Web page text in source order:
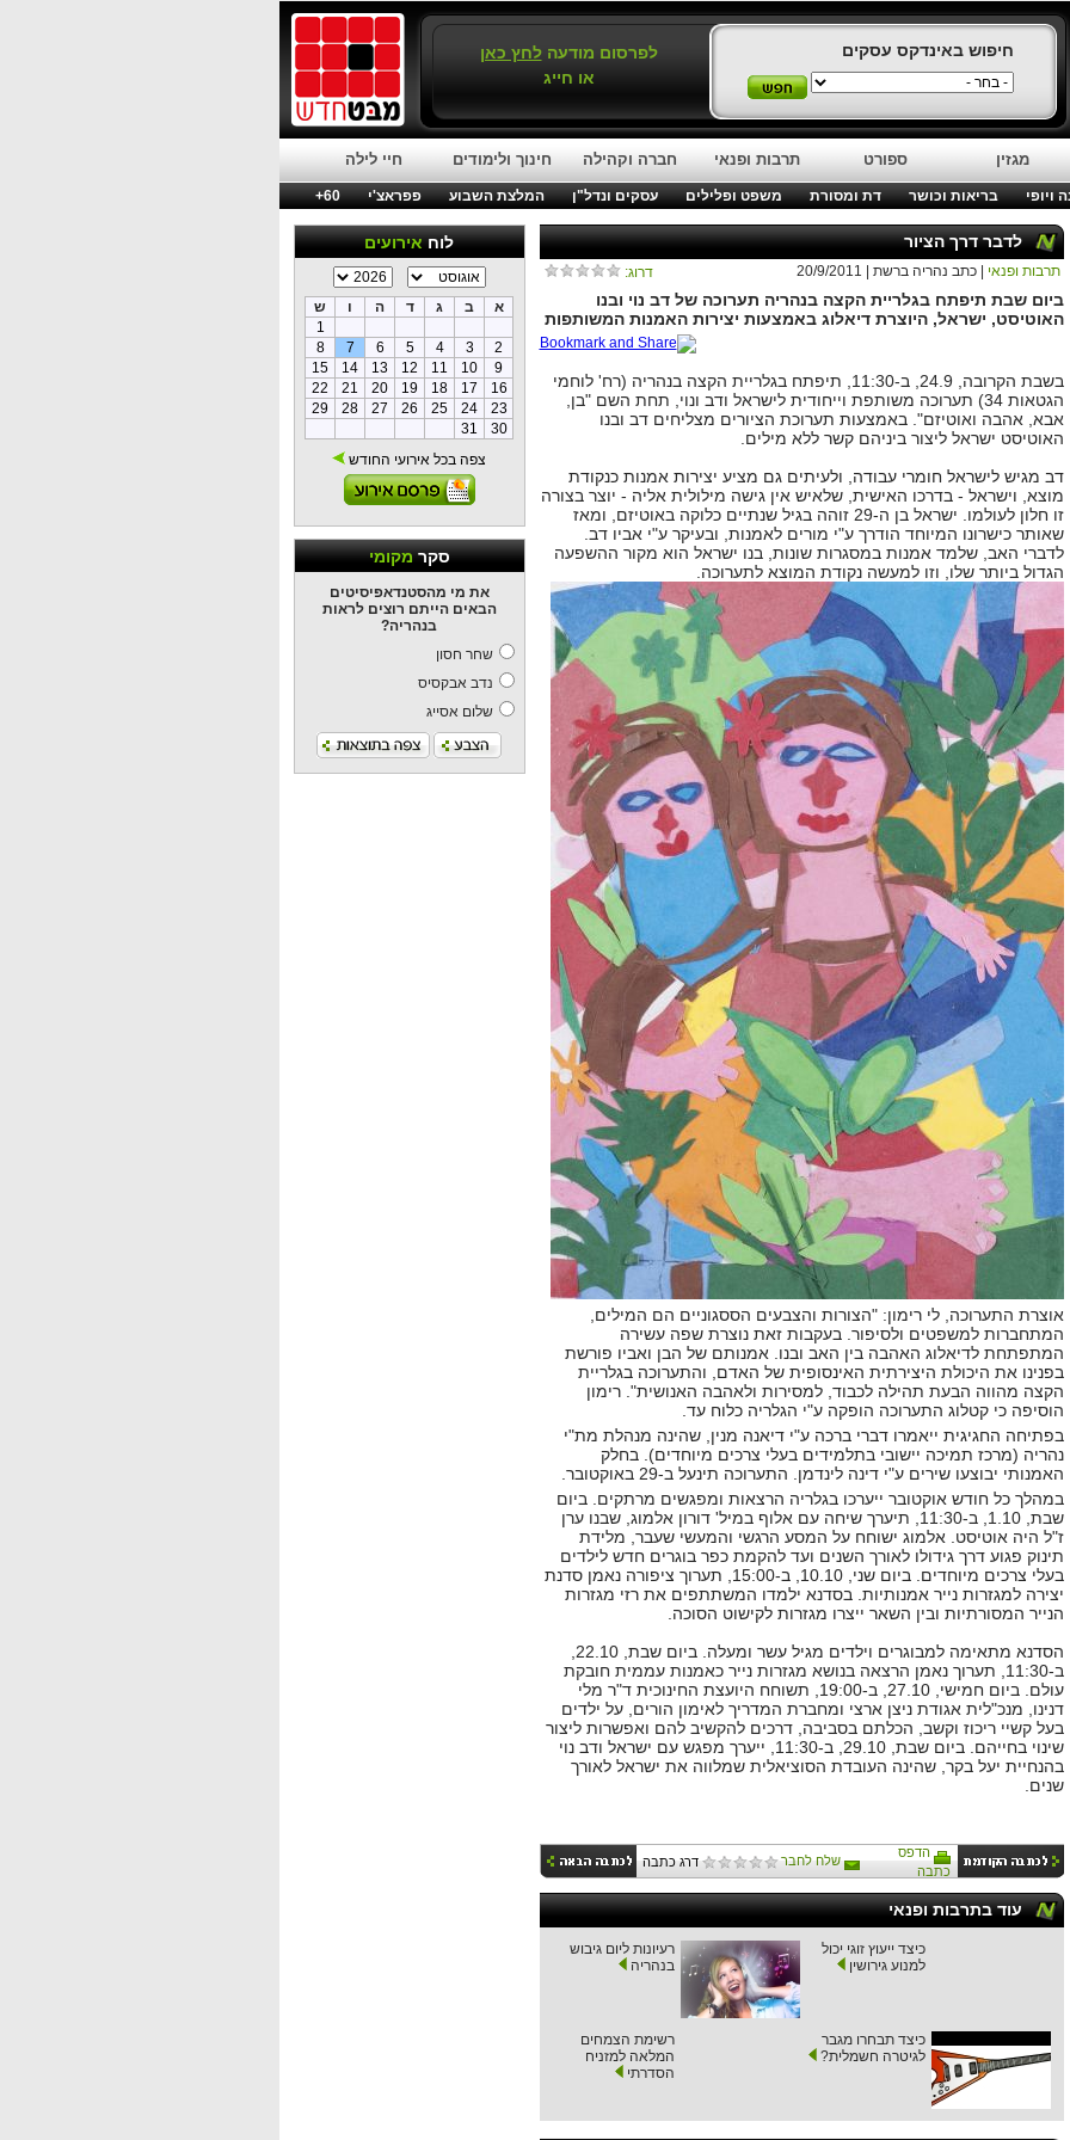
חיפוש באינדקס עסקים לפרסום מודעהלחץ כאן
או חייג
מגזין ספורט תרבות ופנאי חברה וקהילה חינוך ולימודים חיי לילה
ויופי בריאות וכושר דת ומסורת משפט ופלילים עסקים ונדל"ן המלצת השבוע פפראצ'י
60+
לוחאירועים
א ב ג ד ה ו
ש
1
2
3
4
5
6
7
8
9
10
11
12
13
14
15
16
17
18
19
20
21
22
23
24
25
26
27
28
29
30
31
צפה בכל אירועי החודש
סקרמקומי
את מי מהסטנדאפיסיטים
הבאים הייתם רוצים לראות
בנהריה?
שחר חסון
נדב אבקסיס
שלום אסייג
לדבר דרך הציור
דרוג: תרבות ופנאי | כתב נהריה ברשת | 20/9/2011
ביום שבת תיפתח בגלריית הקצה בנהריה תערוכה של דב נוי ובנו
האוטיסט, ישראל, היוצרת דיאלוג באמצעות יצירות האמנות המשותפות
בשבת הקרובה ב-11:30, תיפתח בגלריית הקצה בנהריה (רח'לוחמי
הגטאות34) תערוכה משותפת וייחודית לישראל ודב ונוי תחת השם"בן
אבא אהבה ואוטיזם".באמצעות תערוכת הציורים מצליחים דב ובנו
האוטיסט ישראל ליצור ביניהם קשר ללא מילים
דב מגיש לישראל חומרי עבודה
ולעיתים גם מציע יצירות אמנות כנקודת
מוצא וישראל -בדרכו האישית ,שלאיש אין גישה מילולית אליה - יוצר בצורה
זו חלון לעולמו
ישראל בן ה-29 זוהה בגיל שנתיים כלוקה באוטיזם
ומאז
שאותר כישרונו המיוחד הודרך ע"י מורים לאמנות ובעיקר ע"י אביו דב
לדברי האב ,שלמד אמנות במסגרות שונות ,בנו ישראל הוא מקור ההשפעה
הגדול ביותר שלו
וזו למעשה נקודת המוצא לתערוכה
אוצרת התערוכה ,לי רימון: "הצורות והצבעים הססגוניים הם המילים
המתחברות למשפטים ולסיפור .בעקבות זאת נוצרת שפה עשירה
המתפתחת לדיאלוג האהבה בין האב ובנו
אמנותם של הבן ואביו פורשת
בפנינו את היכולת היצירתית האינסופית של האדם
והתערוכה בגלריית
הקצה מהווה הבעת תהילה לכבוד ,למסירות ולאהבה האנושית".רימון
הוסיפה כי קטלוג התערוכה הופקה ע"י הגלריה כלוח עד
בפתיחה החגיגית ייאמרו דברי ברכה ע"י דיאנה מנין ,שהינה מנהלת מת"י
נהריה (מרכז תמיכה יישובי בתלמידים בעלי צרכים מיוחדים).בחלק
האמנותי יבוצעו שירים ע"י דינה לינדמן התערוכה תינעל ב-29 באוקטובר
במהלך כל חודש אוקטובר ייערכו בגלריה הרצאות ומפגשים מרתקים .ביום
שבת , 1.10, ב-11:30, תיערך שיחה עם אלוף במיל'דורון אלמוג ,שבנו ערן
ז"ל היה אוטיסט אלמוג ישוחח על המסע הרגשי והמעשי שעבר מלידת
תינוק פגוע דרך גידולו לאורך השנים ועד להקמת כפר בוגרים חדש לילדים
בעלי צרכים מיוחדים .ביום שני , 10.10, ב-15:00,
תערוך ציפורה נאמן סדנת
יצירה למגזרות נייר אמנותיות .בסדנא ילמדו המשתתפים את רזי מגזרות
הנייר המסורתיות ובין השאר ייצרו מגזרות לקישוט הסוכה
הסדנא מתאימה למבוגרים וילדים מגיל עשר ומעלה .ביום שבת , 22.10,
ב-11:30,
תערוך נאמן הרצאה בנושא מגזרות נייר כאמנות עממית חובקת
עולם .ביום חמישי , 27.10, ב-19:00, תשוחח היועצת החינוכית ד"ר מלי
דנינו
מנכ"לית אגודת ניצן ארצי ומחברת המדריך לאימון הורים ,על ילדים
בעל קשיי ריכוז וקשב הכלתם בסביבה ,דרכים להקשיב להם ואפשרות ליצור
שינוי בחייהם .ביום שבת , 29.10, ב-11:30,
ייערך מפגש עם ישראל ודב נוי
בהנחיית יעל בקר ,שהינה העובדת הסוציאלית שמלווה את ישראל לאורך
שנים
הדפס
כתבה
שלח לחבר דרג כתבה
עוד בתרבות ופנאי
כיצד ייעוץ זוגי יכול
למנוע גירושין
רעיונות ליום גיבוש
בנהריה
כיצד תבחרו מגבר
לגיטרה חשמלית?
רשימת הצמחים
המלאה למזניח
הסדרתי